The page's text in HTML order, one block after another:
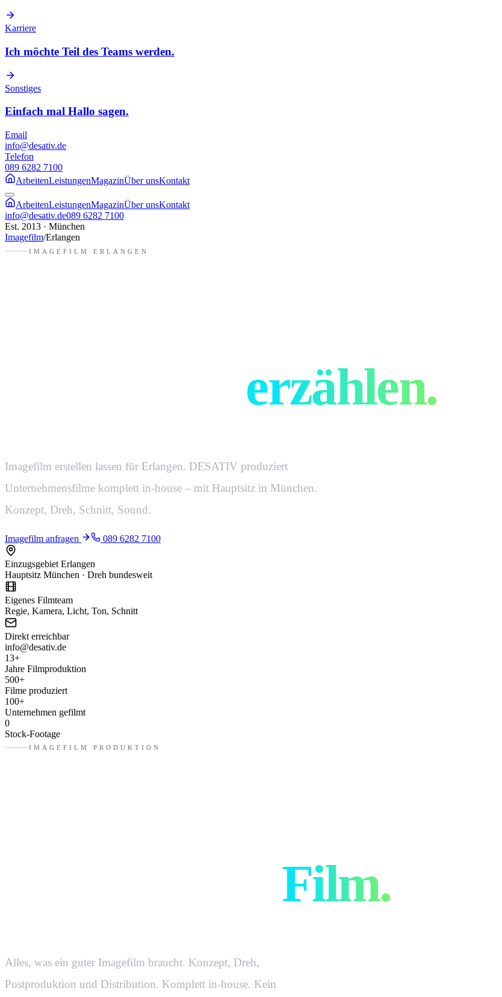
Karriere
Ich möchte Teil des Teams werden.
Sonstiges
Einfach mal Hallo sagen.
Email
info@desativ.de
Telefon
089 6282 7100
ArbeitenLeistungenMagazinÜber unsKontakt
ArbeitenLeistungenMagazinÜber unsKontakt
info@desativ.de089 6282 7100
Est. 2013 · München
Imagefilm/Erlangen
IMAGEFILM ERLANGEN
erzählen.
Imagefilm erstellen lassen für Erlangen. DESATIV produziert
Unternehmensfilme komplett in-house – mit Hauptsitz in München.
Konzept, Dreh, Schnitt, Sound.
Imagefilm anfragen 089 6282 7100
Einzugsgebiet Erlangen
Hauptsitz München · Dreh bundesweit
Eigenes Filmteam
Regie, Kamera, Licht, Ton, Schnitt
Direkt erreichbar
info@desativ.de
13+
Jahre Filmproduktion
500+
Filme produziert
100+
Unternehmen gefilmt
0
Stock-Footage
IMAGEFILM PRODUKTION
Film.
Alles, was ein guter Imagefilm braucht. Konzept, Dreh,
Postproduktion und Distribution. Komplett in-house. Kein